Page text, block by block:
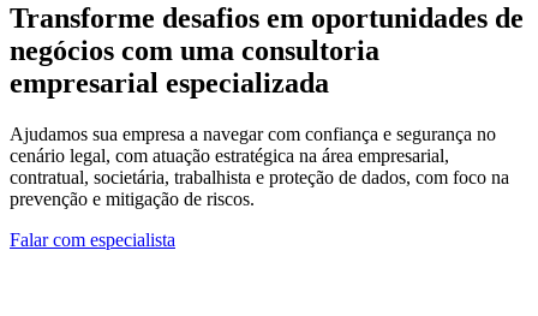
Transforme desafios em oportunidades de
negócios com uma consultoria
empresarial especializada
Ajudamos sua empresa a navegar com confiança e segurança no
cenário legal, com atuação estratégica na área empresarial,
contratual, societária, trabalhista e proteção de dados, com foco na
prevenção e mitigação de riscos.
Falar com especialista